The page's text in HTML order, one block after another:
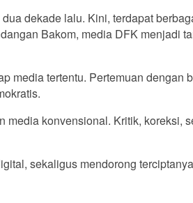
dekade lalu. Kini, terdapat
Bakom, media DFK menjadi
media tertentu. Pertemuan dengan
konvensional. Kritik, koreksi,
sekaligus mendorong